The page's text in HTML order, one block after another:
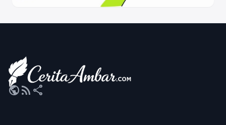
publicrss_feed share